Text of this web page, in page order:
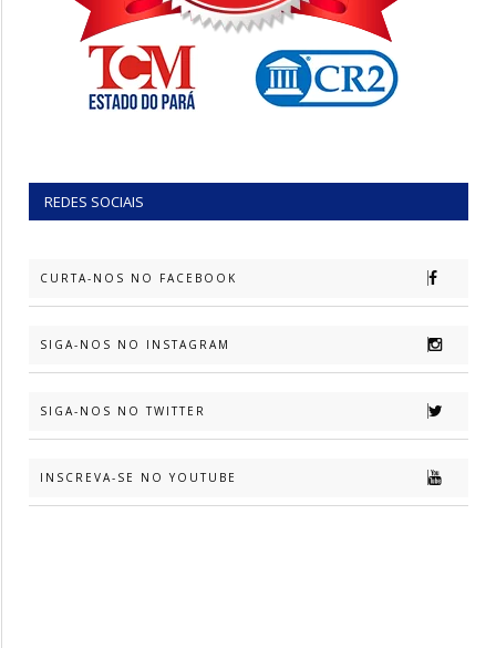
REDES SOCIAIS
CURTA-NOS NO FACEBOOK
SIGA-NOS NO INSTAGRAM
SIGA-NOS NO TWITTER
INSCREVA-SE NO YOUTUBE